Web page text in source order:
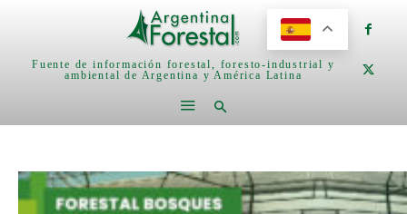
Fuente de información forestal, foresto-industrial y
ambiental de Argentina y América Latina